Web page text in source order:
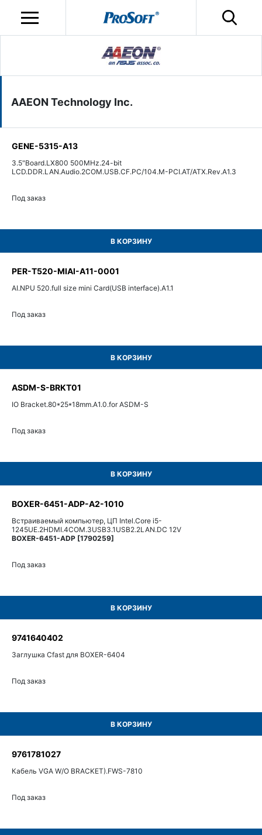
AAEON Technology Inc.
GENE-5315-A13
3.5"Board.LX800 500MHz.24-bit
LCD.DDR.LAN.Audio.2COM.USB.CF.PC/104.M-PCI.AT/ATX.Rev.A1.3
Под заказ
В КОРЗИНУ
PER-T520-MIAI-A11-0001
AI.NPU 520.full size mini Card(USB interface).A1.1
Под заказ
В КОРЗИНУ
ASDM-S-BRKT01
IO Bracket.80*25*18mm.A1.0.for ASDM-S
Под заказ
В КОРЗИНУ
BOXER-6451-ADP-A2-1010
Встраиваемый компьютер, ЦП Intel.Core i5-
1245UE.2HDMI.4COM.3USB3.1USB2.2LAN.DC 12V
BOXER-6451-ADP [1790259]
Под заказ
В КОРЗИНУ
9741640402
Заглушка Cfast для BOXER-6404
Под заказ
В КОРЗИНУ
9761781027
Кабель VGA W/O BRACKET).FWS-7810
Под заказ